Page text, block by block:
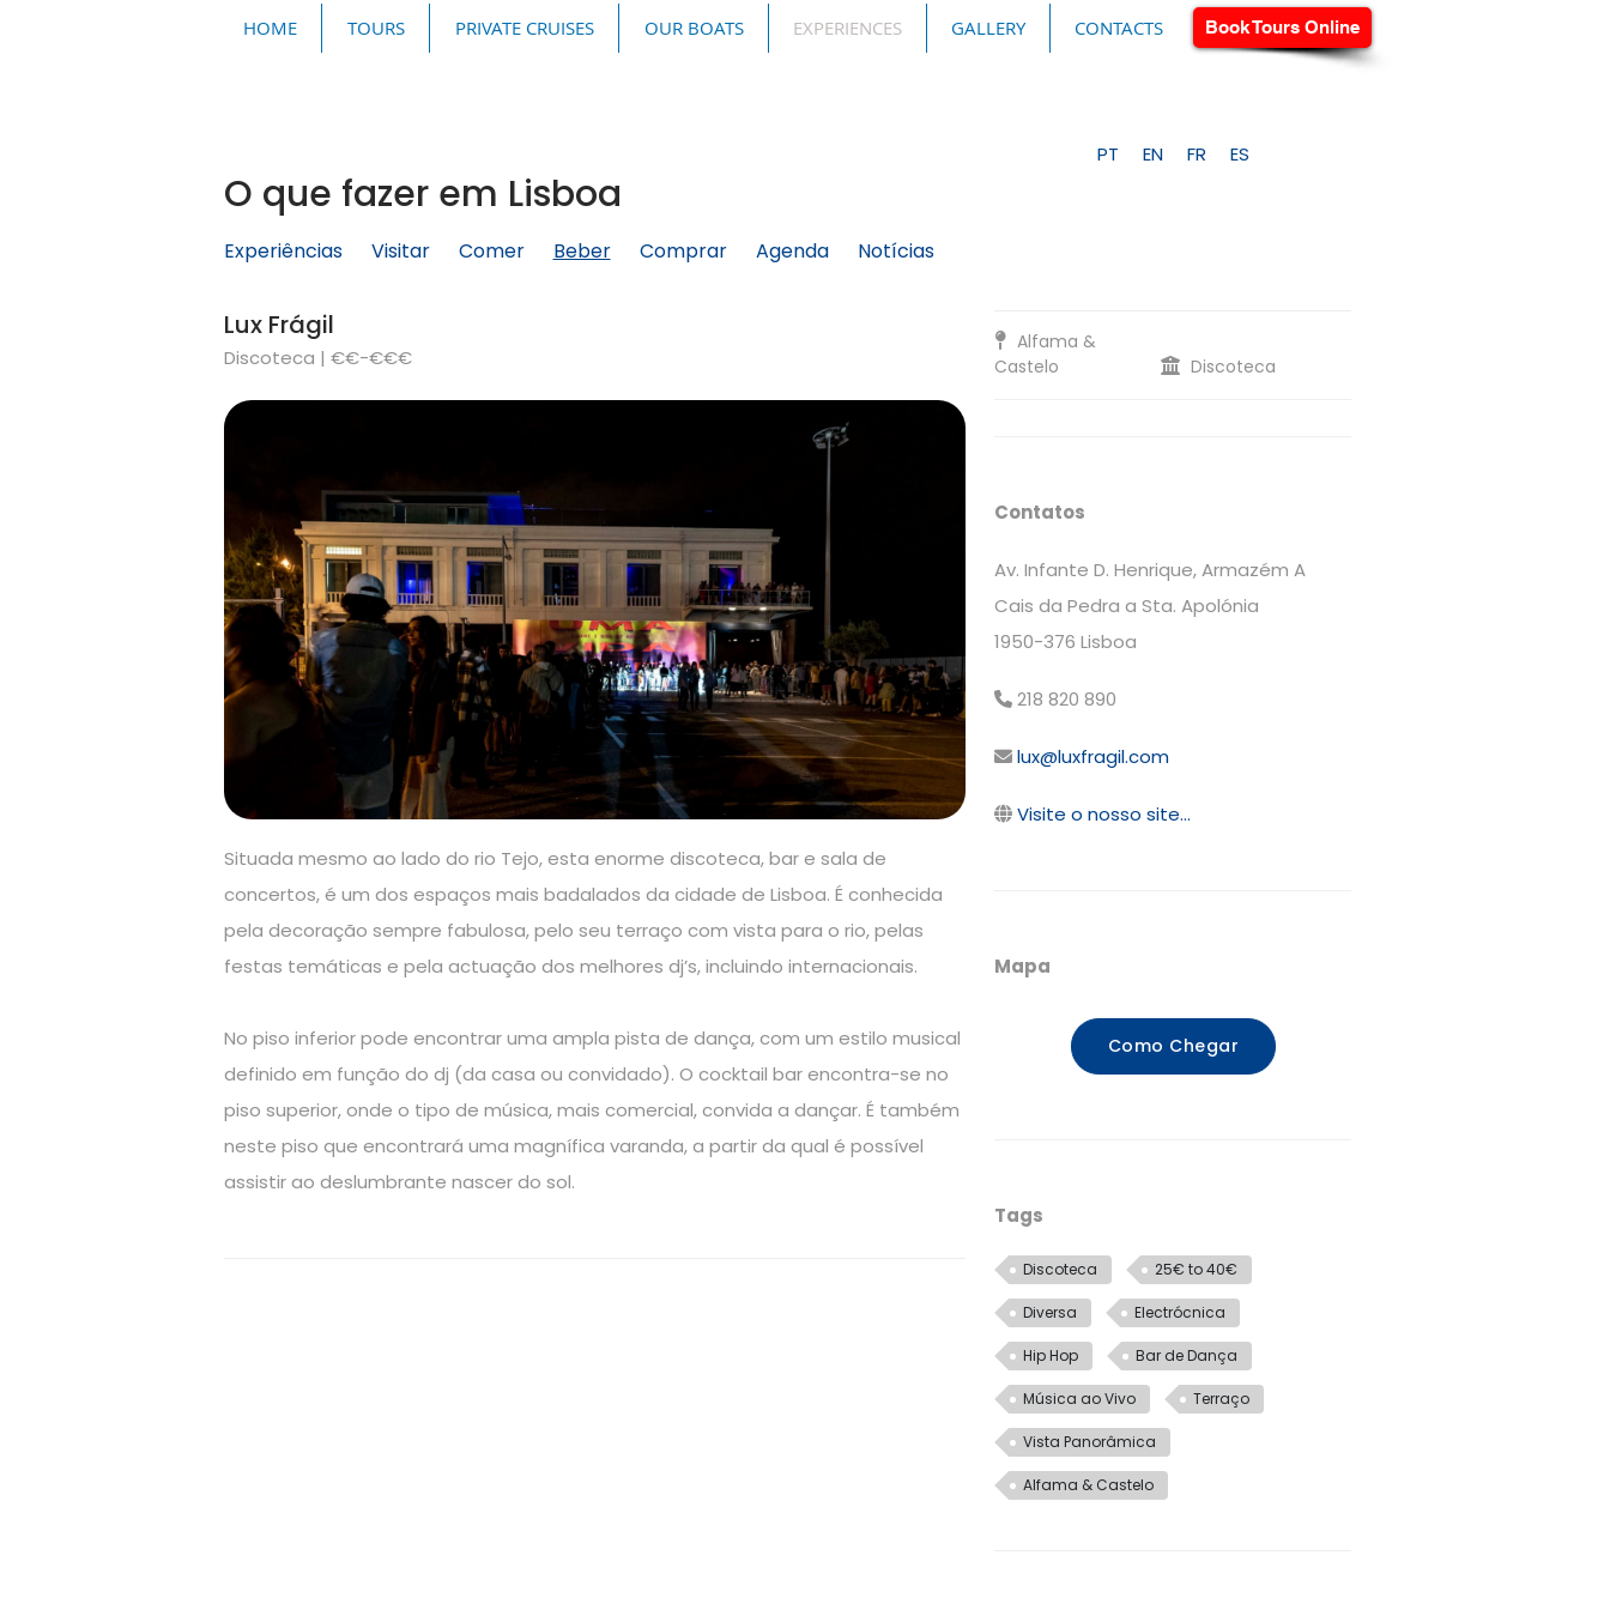
HOME TOURS PRIVATE CRUISES OUR BOATS EXPERIENCES GALLERY CONTACTS Book Tours Online
PT EN FR ES
O que fazer em Lisboa
Experiências Visitar Comer Beber Comprar Agenda Notícias
Lux Frágil
Discoteca | €€-€€€
Situada mesmo ao lado do rio Tejo, esta enorme discoteca, bar e sala de
concertos, é um dos espaços mais badalados da cidade de Lisboa. É conhecida
pela decoração sempre fabulosa, pelo seu terraço com vista para o rio, pelas
festas temáticas e pela actuação dos melhores dj’s, incluindo internacionais.
No piso inferior pode encontrar uma ampla pista de dança, com um estilo musical
definido em função do dj (da casa ou convidado). O cocktail bar encontra-se no
piso superior, onde o tipo de música, mais comercial, convida a dançar. É também
neste piso que encontrará uma magnífica varanda, a partir da qual é possível
assistir ao deslumbrante nascer do sol.
Alfama &
Castelo
Discoteca
Contatos
Av. Infante D. Henrique, Armazém A
Cais da Pedra a Sta. Apolónia
1950-376 Lisboa
218 820 890
lux@luxfragil.com
Visite o nosso site...
Mapa
Como Chegar
Tags
Discoteca 25€ to 40€
Diversa Electrócnica
Hip Hop Bar de Dança
Música ao Vivo Terraço
Vista Panorâmica
Alfama & Castelo